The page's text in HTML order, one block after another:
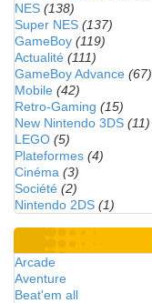
NES (138)
Super NES (137)
GameBoy (119)
Actualité (111)
GameBoy Advance (67)
Mobile (42)
Retro-Gaming (15)
New Nintendo 3DS (11)
LEGO (5)
Plateformes (4)
Cinéma (3)
Société (2)
Nintendo 2DS (1)
Arcade
Aventure
Beat'em all